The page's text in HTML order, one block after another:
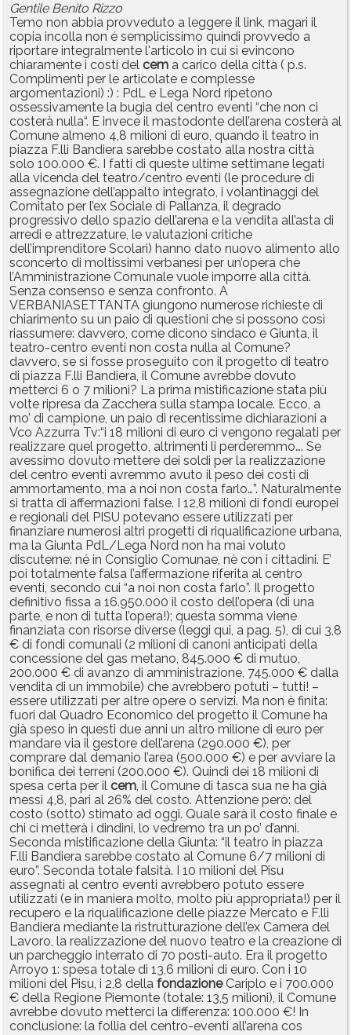
Gentile Benito Rizzo
Temo non abbia provveduto a leggere il link, magari il
copia incolla non é semplicissimo quindi provvedo a
riportare integralmente l'articolo in cui si evincono
chiaramente i costi del cem a carico della città ( p.s.
Complimenti per le articolate e complesse
argomentazioni) :) : PdL e Lega Nord ripetono
ossessivamente la bugia del centro eventi “che non ci
costerà nulla“. E invece il mastodonte dell’arena costerà al
Comune almeno 4,8 milioni di euro, quando il teatro in
piazza F.lli Bandiera sarebbe costato alla nostra città
solo 100.000 €. I fatti di queste ultime settimane legati
alla vicenda del teatro/centro eventi (le procedure di
assegnazione dell’appalto integrato, i volantinaggi del
Comitato per l’ex Sociale di Pallanza, il degrado
progressivo dello spazio dell’arena e la vendita all’asta di
arredi e attrezzature, le valutazioni critiche
dell’imprenditore Scolari) hanno dato nuovo alimento allo
sconcerto di moltissimi verbanesi per un’opera che
l’Amministrazione Comunale vuole imporre alla città.
Senza consenso e senza confronto. A
VERBANIASETTANTA giungono numerose richieste di
chiarimento su un paio di questioni che si possono così
riassumere: davvero, come dicono sindaco e Giunta, il
teatro-centro eventi non costa nulla al Comune?
davvero, se si fosse proseguito con il progetto di teatro
di piazza F.lli Bandiera, il Comune avrebbe dovuto
metterci 6 o 7 milioni? La prima mistificazione stata più
volte ripresa da Zacchera sulla stampa locale. Ecco, a
mo’ di campione, un paio di recentissime dichiarazioni a
Vco Azzurra Tv:“i 18 milioni di euro ci vengono regalati per
realizzare quel progetto, altrimenti li perderemmo…. Se
avessimo dovuto mettere dei soldi per la realizzazione
del centro eventi avremmo avuto il peso dei costi di
ammortamento, ma a noi non costa farlo…”. Naturalmente
si tratta di affermazioni false. I 12,8 milioni di fondi europei
e regionali del PISU potevano essere utilizzati per
finanziare numerosi altri progetti di riqualificazione urbana,
ma la Giunta PdL/Lega Nord non ha mai voluto
discuterne: né in Consiglio Comunae, nè con i cittadini. E’
poi totalmente falsa l’affermazione riferita al centro
eventi, secondo cui “a noi non costa farlo”. Il progetto
definitivo fissa a 16.950.000 il costo dell’opera (di una
parte, e non di tutta l’opera!); questa somma viene
finanziata con risorse diverse (leggi qui, a pag. 5), di cui 3,8
€ di fondi comunali (2 milioni di canoni anticipati della
concessione del gas metano, 845.000 € di mutuo,
200.000 € di avanzo di amministrazione, 745.000 € dalla
vendita di un immobile) che avrebbero potuti – tutti! –
essere utilizzati per altre opere o servizi. Ma non è finita:
fuori dal Quadro Economico del progetto il Comune ha
già speso in questi due anni un altro milione di euro per
mandare via il gestore dell’arena (290.000 €), per
comprare dal demanio l’area (500.000 €) e per avviare la
bonifica dei terreni (200.000 €). Quindi dei 18 milioni di
spesa certa per il cem, il Comune di tasca sua ne ha già
messi 4,8, pari al 26% del costo. Attenzione però: del
costo (sotto) stimato ad oggi. Quale sarà il costo finale e
chi ci metterà i dindini, lo vedremo tra un po’ d’anni.
Seconda mistificazione della Giunta: “il teatro in piazza
F.lli Bandiera sarebbe costato al Comune 6/7 milioni di
euro”. Seconda totale falsità. I 10 milioni del Pisu
assegnati al centro eventi avrebbero potuto essere
utilizzati (e in maniera molto, molto più appropriata!) per il
recupero e la riqualificazione delle piazze Mercato e F.lli
Bandiera mediante la ristrutturazione dell’ex Camera del
Lavoro, la realizzazione del nuovo teatro e la creazione di
un parcheggio interrato di 70 posti-auto. Era il progetto
Arroyo 1: spesa totale di 13,6 milioni di euro. Con i 10
milioni del Pisu, i 2,8 della fondazioneCariplo e i 700.000
€ della Regione Piemonte (totale: 13,5 milioni), il Comune
avrebbe dovuto metterci la differenza: 100.000 €! In
conclusione: la follia del centro-eventi all’arena cos